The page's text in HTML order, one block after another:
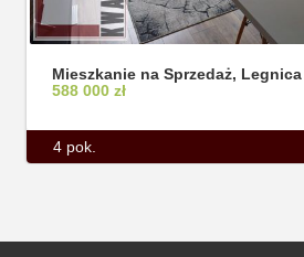
Mieszkanie na Sprzedaż, Legnica
588 000 zł
4 pok.